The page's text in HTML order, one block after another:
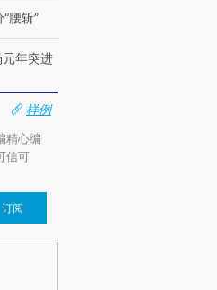
腰斩”
元年突进
样例
精心编
信可
订阅